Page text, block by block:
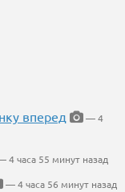
вперед
— 4
4 часа 55 минут назад
— 4 часа 56 минут назад